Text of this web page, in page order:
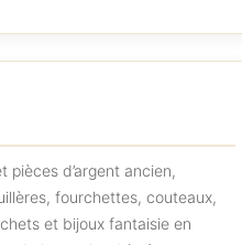
pièces d’argent ancien,
fourchettes, couteaux,
et bijoux fantaisie en